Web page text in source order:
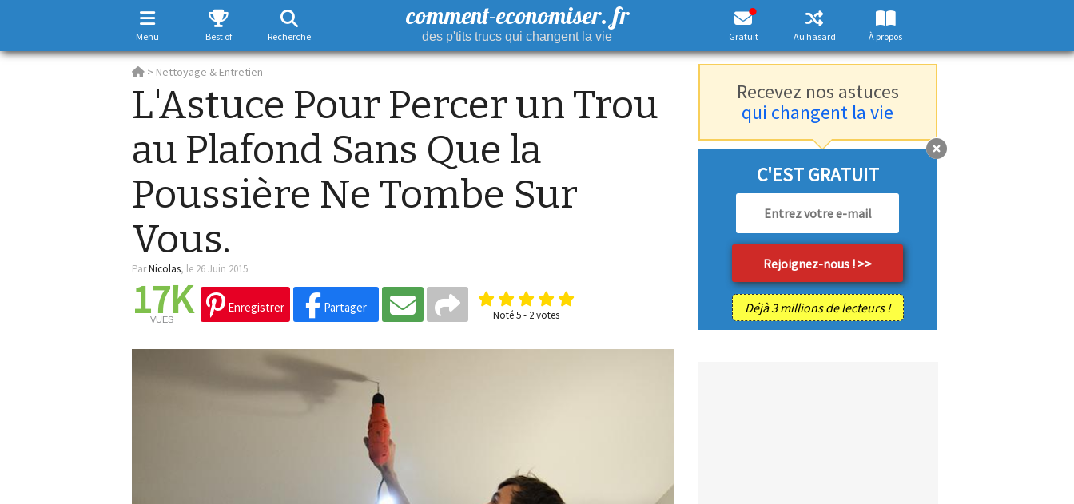
Menu Best of Recherche
comment-economiser. fr
des p'tits trucs qui changent la vie Gratuit Au hasard À propos
> Nettoyage & Entretien
L'Astuce Pour Percer un Trou
au Plafond Sans Que la
Poussière Ne Tombe Sur
Vous.
ParNicolas, le 26 Juin 2015
17K
VUES
Enregistrer Partager
Noté5- 2 votes
Recevez nos astuces
qui changent la vie
C'EST GRATUIT
Déjà 3 millions de lecteurs !